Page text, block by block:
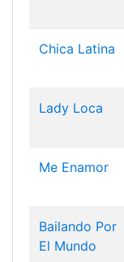
Chica Latina
Lady Loca
Me Enamor
Bailando Por
El Mundo